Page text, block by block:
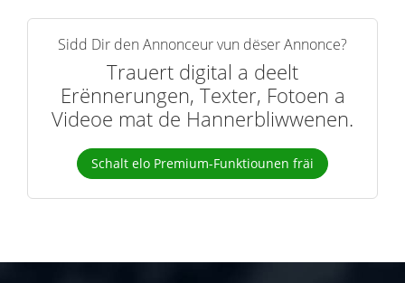
Sidd Dir den Annonceur vun dëser Annonce?
Trauert digital a deelt
Erënnerungen, Texter, Fotoen a
Videoe mat de Hannerbliwwenen.
Schalt elo Premium-Funktiounen fräi